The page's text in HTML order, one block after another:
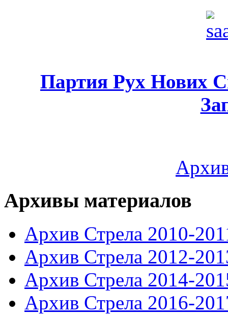
Партия Рух Нових
Архивы материалов
Архив Стрела 2010-
Архив Стрела 2012-
Архив Стрела 2014-
Архив Стрела 2016-